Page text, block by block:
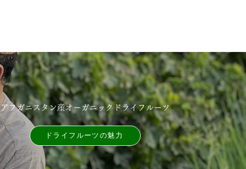
アフガニスタン産オーガニックドライフルーツ
ドライフルーツの魅⼒